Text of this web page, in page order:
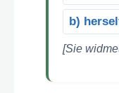
b)
[Sie